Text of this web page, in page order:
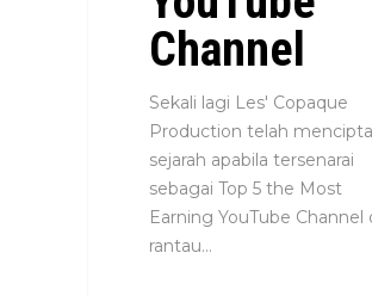
Channel
Sekali lagi Les' Copaque
Production telah mencipta
sejarah apabila tersenarai
sebagai Top 5 the Most
Earning YouTube Channel
rantau…